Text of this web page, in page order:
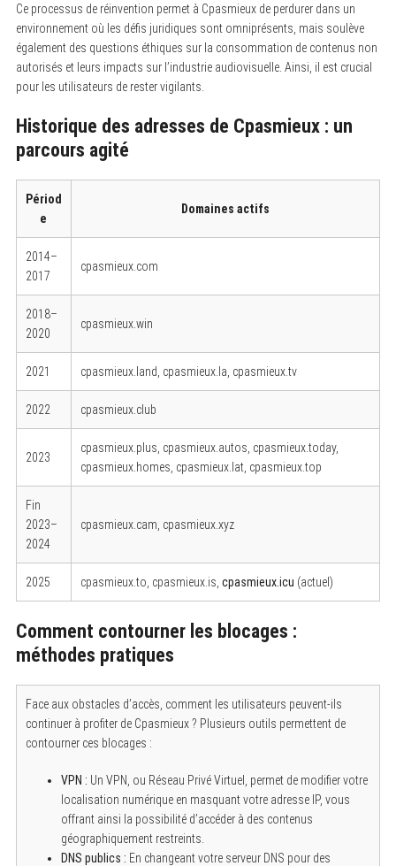
Ce processus de réinvention permet à Cpasmieux de perdurer dans un
environnement où les défis juridiques sont omniprésents, mais soulève
également des questions éthiques sur la consommation de contenus non
autorisés et leurs impacts sur l’industrie audiovisuelle. Ainsi, il est crucial
pour les utilisateurs de rester vigilants.
Historique des adresses de Cpasmieux : un
parcours agité
Périod
e
Domaines actifs
2014–
2017
cpasmieux.com
2018–
2020
cpasmieux.win
2021 cpasmieux.land, cpasmieux.la, cpasmieux.tv
2022 cpasmieux.club
2023
cpasmieux.plus, cpasmieux.autos, cpasmieux.today,
cpasmieux.homes, cpasmieux.lat, cpasmieux.top
Fin
2023–
2024
cpasmieux.cam, cpasmieux.xyz
2025 cpasmieux.to, cpasmieux.is, cpasmieux.icu (actuel)
Comment contourner les blocages :
méthodes pratiques
Face aux obstacles d’accès, comment les utilisateurs peuvent-ils
continuer à profiter de Cpasmieux ? Plusieurs outils permettent de
contourner ces blocages :
VPN : Un VPN, ou Réseau Privé Virtuel, permet de modifier votre
localisation numérique en masquant votre adresse IP, vous
offrant ainsi la possibilité d’accéder à des contenus
géographiquement restreints.
DNS publics : En changeant votre serveur DNS pour des